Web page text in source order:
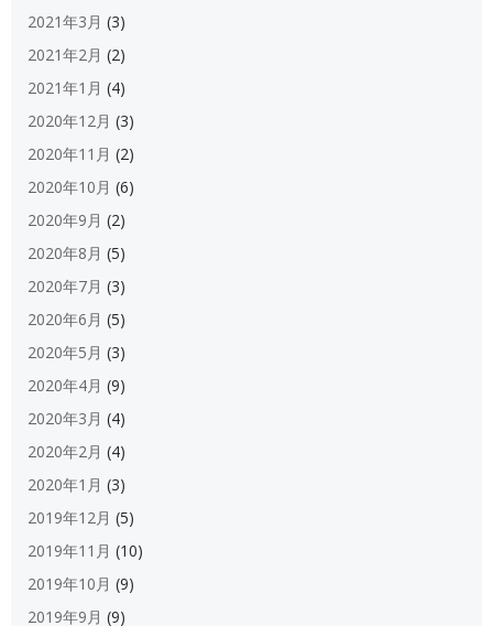
2021年3月 (3)
2021年2月 (2)
2021年1月 (4)
2020年12月 (3)
2020年11月 (2)
2020年10月 (6)
2020年9月 (2)
2020年8月 (5)
2020年7月 (3)
2020年6月 (5)
2020年5月 (3)
2020年4月 (9)
2020年3月 (4)
2020年2月 (4)
2020年1月 (3)
2019年12月 (5)
2019年11月 (10)
2019年10月 (9)
2019年9月 (9)